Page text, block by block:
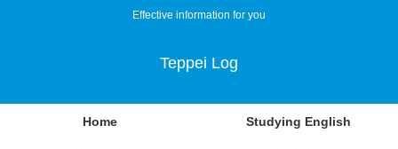
Effective information for you
Teppei Log
Home Studying English